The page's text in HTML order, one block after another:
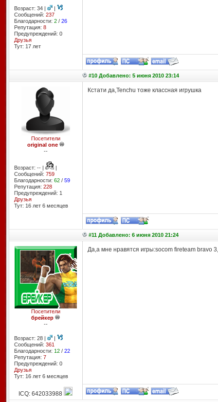
Возраст: 34 |
|
Сообщений: 237
Благодарности: 2/ 26
Репутация: 8
Предупреждений: 0
Друзья
Тут: 17 лет
#10 Добавлено: 5 июня 2010 23:14
Посетители
original one
--
Возраст: -- |
|
Сообщений: 759
Благодарности: 62/ 59
Репутация: 228
Предупреждений: 1
Друзья
Тут: 16 лет 6 месяцев
Кстати да,Tenchu тоже классная игрушка
#11 Добавлено: 6 июня 2010 21:24
Посетители
брейкер
--
Возраст: 28 |
|
Сообщений: 361
Благодарности: 12/ 22
Репутация: 7
Предупреждений: 0
Друзья
Тут: 16 лет 6 месяцев
Да,а мне нравятся игры:socom fireteam bravo
ICQ: 642033988